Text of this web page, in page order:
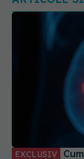
cu un simplu